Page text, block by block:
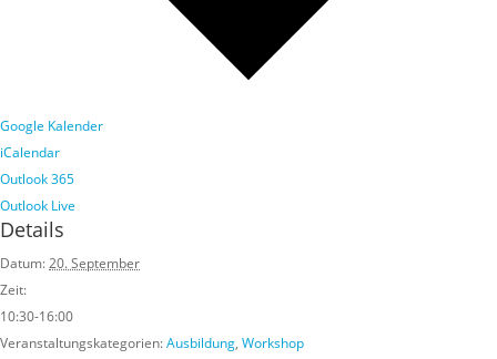
Google Kalender
iCalendar
Outlook 365
Outlook Live
Details
Datum:20. September
Zeit:
10:30-16:00
Veranstaltungskategorien:Ausbildung, Workshop